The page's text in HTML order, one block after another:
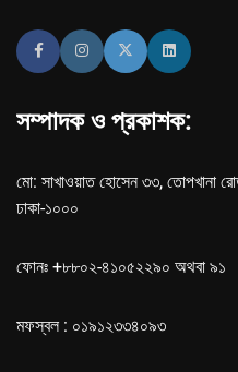
সম্পাদক ও প্রকাশক:
মো: সাখাওয়াত হোসেন ৩৩, তোপখানা
ঢাকা-১০০০
ফোনঃ +৮৮০২-৪১০৫২২৯০ অথবা ৯১
মফস্বল : ০১৯১২৩৩৪০৯৩